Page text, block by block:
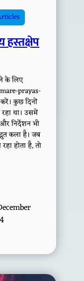
हस्तक्षेप
के लिए
prayas-
कुछ दिनों
था। उसमें
निर्देशन भी
कला है। जब
होता है, तो